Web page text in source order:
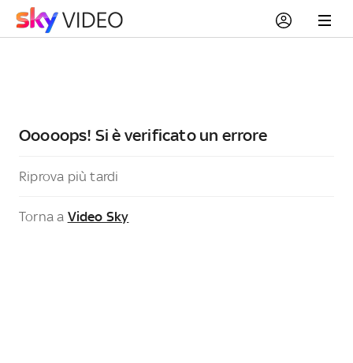
Ooooops! Si è verificato un errore
Riprova più tardi
Torna a Video Sky